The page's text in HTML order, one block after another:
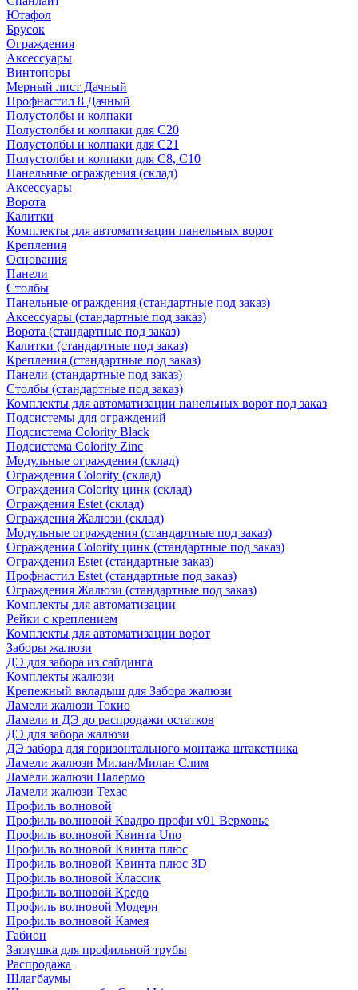
Ютафол
Брусок
Ограждения
Аксессуары
Винтопоры
Мерный лист Дачный
Профнастил 8 Дачный
Полустолбы и колпаки
Полустолбы и колпаки для С20
Полустолбы и колпаки для С21
Полустолбы и колпаки для С8, С10
Панельные ограждения (склад)
Аксессуары
Ворота
Калитки
Комплекты для автоматизации панельных ворот
Крепления
Основания
Панели
Столбы
Панельные ограждения (стандартные под заказ)
Аксессуары (стандартные под заказ)
Ворота (стандартные под заказ)
Калитки (стандартные под заказ)
Крепления (стандартные под заказ)
Панели (стандартные под заказ)
Столбы (стандартные под заказ)
Комплекты для автоматизации панельных ворот под заказ
Подсистемы для ограждений
Подсистема Colority Black
Подсистема Colority Zinc
Модульные ограждения (склад)
Ограждения Colority (склад)
Ограждения Colority цинк (склад)
Ограждения Estet (склад)
Ограждения Жалюзи (склад)
Модульные ограждения (стандартные под заказ)
Ограждения Colority цинк (стандартные под заказ)
Ограждения Estet (стандартные заказ)
Профнастил Estet (стандартные под заказ)
Ограждения Жалюзи (стандартные под заказ)
Комплекты для автоматизации
Рейки с креплением
Комплекты для автоматизации ворот
Заборы жалюзи
ДЭ для забора из сайдинга
Комплекты жалюзи
Крепежный вкладыш для Забора жалюзи
Ламели жалюзи Токио
Ламели и ДЭ до распродажи остатков
ДЭ для забора жалюзи
ДЭ забора для горизонтального монтажа штакетника
Ламели жалюзи Милан/Милан Слим
Ламели жалюзи Палермо
Ламели жалюзи Техас
Профиль волновой
Профиль волновой Квадро профи v01 Верховье
Профиль волновой Квинта Uno
Профиль волновой Квинта плюс
Профиль волновой Квинта плюс 3D
Профиль волновой Классик
Профиль волновой Кредо
Профиль волновой Модерн
Профиль волновой Камея
Габион
Заглушка для профильной трубы
Распродажа
Шлагбаумы